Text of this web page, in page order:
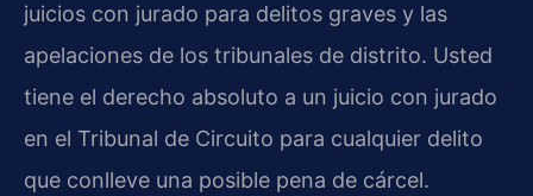
juicios con jurado para delitos graves y las
apelaciones de los tribunales de distrito. Usted
tiene el derecho absoluto a un juicio con jurado
en el Tribunal de Circuito para cualquier delito
que conlleve una posible pena de cárcel.